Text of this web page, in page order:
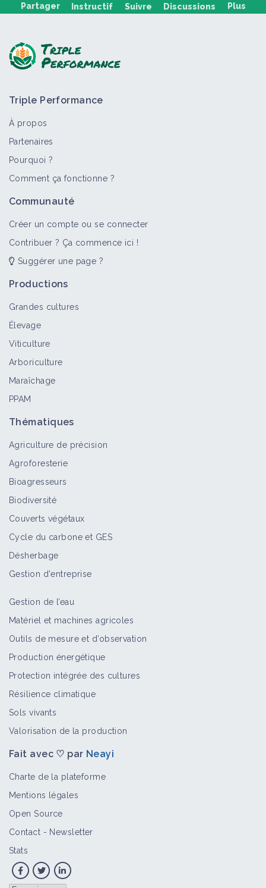
Partager Instructif Suivre Discussions Plus
Double culture blé-soja en
Triple Performance
À propos
Partenaires
Pourquoi ?
Comment ça fonctionne ?
Communauté
Créer un compte ou se connecter
Contribuer ? Ça commence ici !
Suggérer une page ?
Productions
Grandes cultures
Élevage
Viticulture
Arboriculture
Maraîchage
PPAM
Thématiques
Agriculture de précision
Agroforesterie
Bioagresseurs
Biodiversité
Couverts végétaux
Cycle du carbone et GES
Désherbage
Gestion d'entreprise
Gestion de l’eau
Matériel et machines agricoles
Outils de mesure et d’observation
Production énergétique
Protection intégrée des cultures
Résilience climatique
Sols vivants
Valorisation de la production
Fait avec ♡ par Neayi
Charte de la plateforme
Mentions légales
Open Source
Contact - Newsletter
Stats